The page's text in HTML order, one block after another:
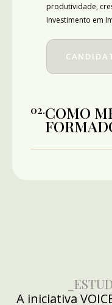
produtividade,
Investimento em
02.COMO
A iniciativa